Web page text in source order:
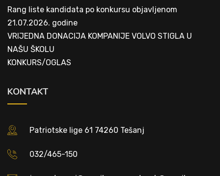
Rang liste kandidata po konkursu objavljenom
21.07.2026. godine
VRIJEDNA DONACIJA KOMPANIJE VOLVO STIGLA U
NAŠU ŠKOLU
KONKURS/OGLAS
KONTAKT
Patriotske lige 61 74260 Tešanj
032/465-150